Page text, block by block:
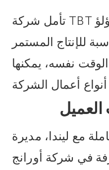
تأمل شركة TBT في شراء آلة لؤلؤ
للإنتاج المستمر
نفسه، يمكنها
مع ليندا، مديرة
في شركة أورانج